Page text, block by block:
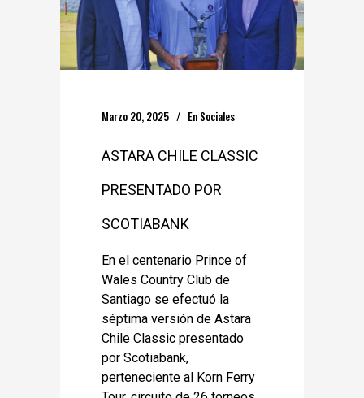
Marzo 20, 2025 En Sociales
ASTARA CHILE CLASSIC
PRESENTADO POR
SCOTIABANK
En el centenario Prince of
Wales Country Club de
Santiago se efectuó la
séptima versión de Astara
Chile Classic presentado
por Scotiabank,
perteneciente al Korn Ferry